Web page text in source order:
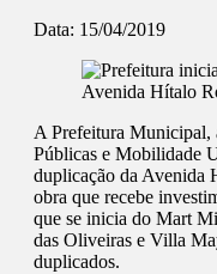
Data: 15/04/2019
A Prefeitura Municipal,
Públicas e Mobilidade
duplicação da Avenida
obra que recebe
que se inicia do Mart
das Oliveiras e Villa
duplicados.